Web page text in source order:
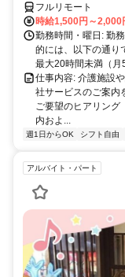
フルリモート
時給1,500円～2,000
勤務時間・曜日: 勤
的には、以下の通り
最大20時間未満（
仕事内容: 介護施設
社サービスのご案内
ご要望のヒアリング
内およ...
週1日からOK シフト自由
アルバイト・パート